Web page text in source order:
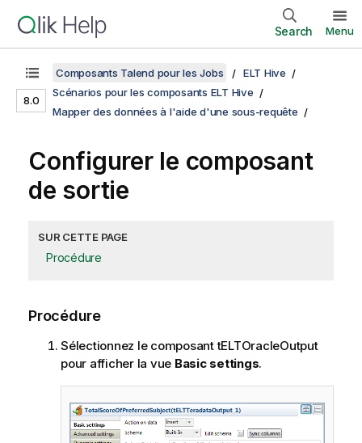
Search Menu
8.0
Composants Talend pour les Jobs
ELT Hive
Scénarios pour les composants ELT Hive
Mapper des données à l'aide d'une sous-requête
Configurer le composant
de sortie
SUR CETTE PAGE
Procédure
Procédure
Sélectionnez le composant tELTOracleOutput
pour afficher la vue Basic settings.